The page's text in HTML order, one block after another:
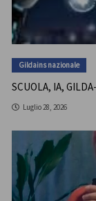
Gildains nazionale
SCUOLA, IA,
Luglio 28, 2026